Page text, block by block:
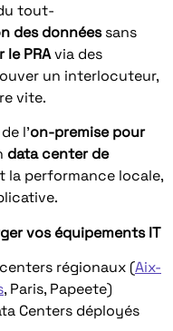
tout-
des donnéessans
le PRAvia des
un interlocuteur,
vite.
l’on-premise pour
data center de
la performance locale,
vos équipements IT
régionaux (Aix-
, Paris, Papeete)
Centers déployés